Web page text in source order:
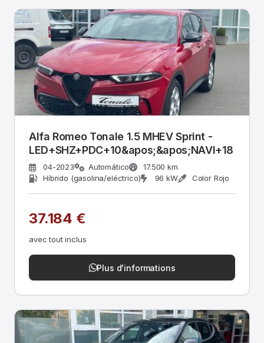
Alfa Romeo Tonale 1.5 MHEV Sprint -
LED+SHZ+PDC+10&apos;&apos;NAVI+18
04-2023 Automático
17.500 km
Híbrido (gasolina/eléctrico)
96 kW Color Rojo
37.184 €
avec tout inclus
Plus d'informations